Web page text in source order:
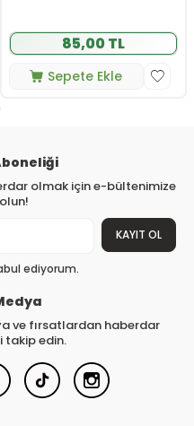
85,00 TL
Sepete Ekle
olmak için e-bültenimize
KAYIT OL
ediyorum.
ve fırsatlardan haberdar
takip edin.